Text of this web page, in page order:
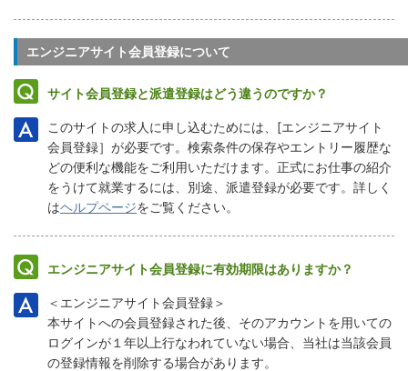
エンジニアサイト会員登録について
サイト会員登録と派遣登録はどう違うのですか？
このサイトの求人に申し込むためには、[エンジニアサイト
会員登録］が必要です。検索条件の保存やエントリー履歴な
どの便利な機能をご利用いただけます。正式にお仕事の紹介
をうけて就業するには、別途、派遣登録が必要です。詳しく
はヘルプページをご覧ください。
エンジニアサイト会員登録に有効期限はありますか？
＜エンジニアサイト会員登録＞
本サイトへの会員登録された後、そのアカウントを用いての
ログインが１年以上行なわれていない場合、当社は当該会員
の登録情報を削除する場合があります。